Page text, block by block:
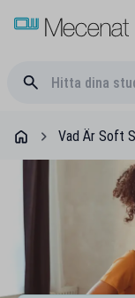
Vad Är Soft